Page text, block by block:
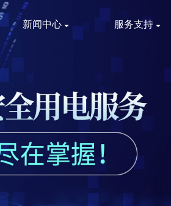
新闻中心 服务支持